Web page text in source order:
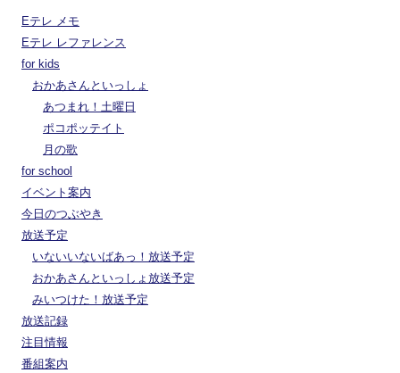
Eテレ メモ
Eテレ レファレンス
for kids
おかあさんといっしょ
あつまれ！土曜日
ポコポッテイト
月の歌
for school
イベント案内
今日のつぶやき
放送予定
いないいないばあっ！放送予定
おかあさんといっしょ放送予定
みいつけた！放送予定
放送記録
注目情報
番組案内